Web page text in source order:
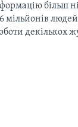
більш
мільйонів
декількох